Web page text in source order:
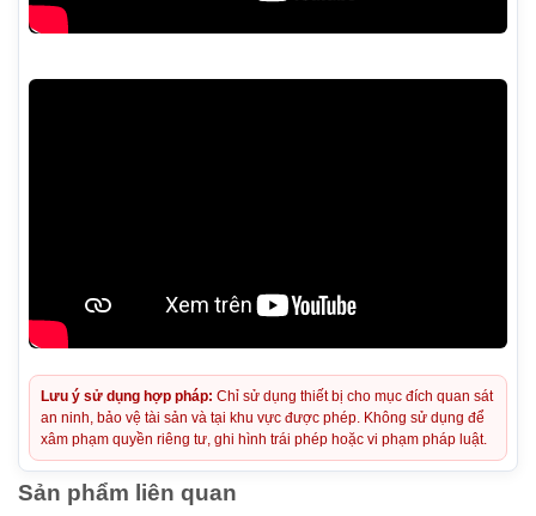
Lưu ý sử dụng hợp pháp: Chỉ sử dụng thiết bị cho mục đích quan sát
an ninh, bảo vệ tài sản và tại khu vực được phép. Không sử dụng để
xâm phạm quyền riêng tư, ghi hình trái phép hoặc vi phạm pháp luật.
Sản phẩm liên quan